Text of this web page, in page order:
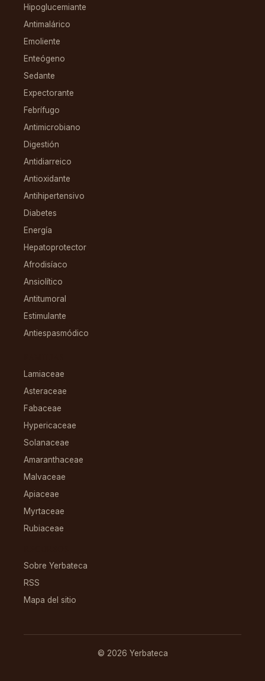
Hipoglucemiante
Antimalárico
Emoliente
Enteógeno
Sedante
Expectorante
Febrífugo
Antimicrobiano
Digestión
Antidiarreico
Antioxidante
Antihipertensivo
Diabetes
Energía
Hepatoprotector
Afrodisíaco
Ansiolítico
Antitumoral
Estimulante
Antiespasmódico
Lamiaceae
Asteraceae
Fabaceae
Hypericaceae
Solanaceae
Amaranthaceae
Malvaceae
Apiaceae
Myrtaceae
Rubiaceae
Sobre Yerbateca
RSS
Mapa del sitio
© 2026 Yerbateca